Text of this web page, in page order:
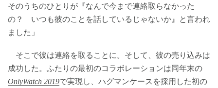
そのうちのひとりが『なんで今まで連絡取らなかった
の？ いつも彼のことを話しているじゃないか』と言われ
ました」
そこで彼は連絡を取ることに。そして、彼の売り込みは
成功した。ふたりの最初のコラボレーションは同年末の
OnlyWatch 2019で実現し、ハグマンケースを採用した初の